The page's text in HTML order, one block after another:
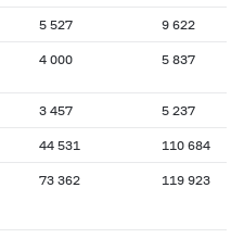
5 527 9 622
4 000 5 837
3 457 5 237
44 531 110 684
73 362 119 923